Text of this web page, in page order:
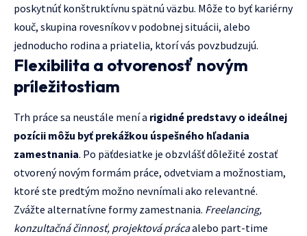
poskytnúť konštruktívnu spätnú väzbu. Môže to byť kariérny
kouč, skupina rovesníkov v podobnej situácii, alebo
jednoducho rodina a priatelia, ktorí vás povzbudzujú.
Flexibilita a otvorenosť novým
príležitostiam
Trh práce sa neustále mení a rigidné predstavy o ideálnej
pozícii môžu byť prekážkou úspešného hľadania
zamestnania. Po päťdesiatke je obzvlášť dôležité zostať
otvorený novým formám práce, odvetviam a možnostiam,
ktoré ste predtým možno nevnímali ako relevantné.
Zvážte alternatívne formy zamestnania. Freelancing,
konzultačná činnosť, projektová prácaalebo part-time